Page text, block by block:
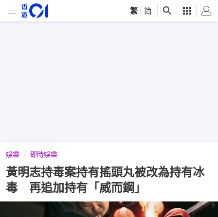
繁 简
娛樂 即時娛樂
黃明志持毒案持有搖頭丸被改為持有冰
毒 再追加持有「威而鋼」